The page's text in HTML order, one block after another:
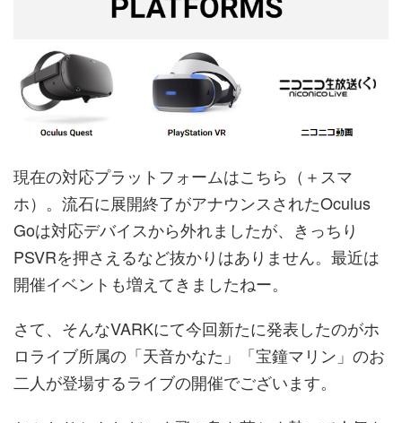
現在の対応プラットフォームはこちら（＋スマ
ホ）。流石に展開終了がアナウンスされたOculus
Goは対応デバイスから外れましたが、きっちり
PSVRを押さえるなど抜かりはありません。最近は
開催イベントも増えてきましたねー。
さて、そんなVARKにて今回新たに発表したのがホ
ロライブ所属の「天音かなた」「宝鐘マリン」のお
二人が登場するライブの開催でございます。